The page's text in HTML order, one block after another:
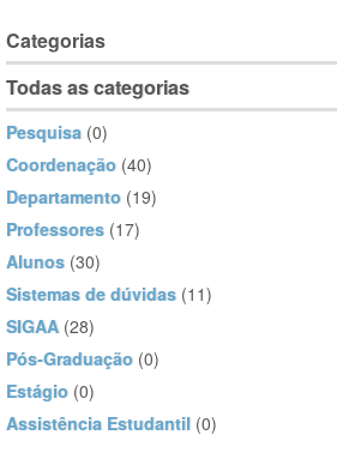
Categorias
Todas as categorias
Pesquisa (0)
Coordenação (40)
Departamento (19)
Professores (17)
Alunos (30)
Sistemas de dúvidas (11)
SIGAA (28)
Pós-Graduação (0)
Estágio (0)
Assistência Estudantil (0)